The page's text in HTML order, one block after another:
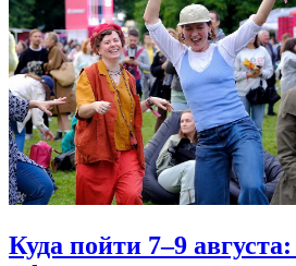
Куда пойти 7–9